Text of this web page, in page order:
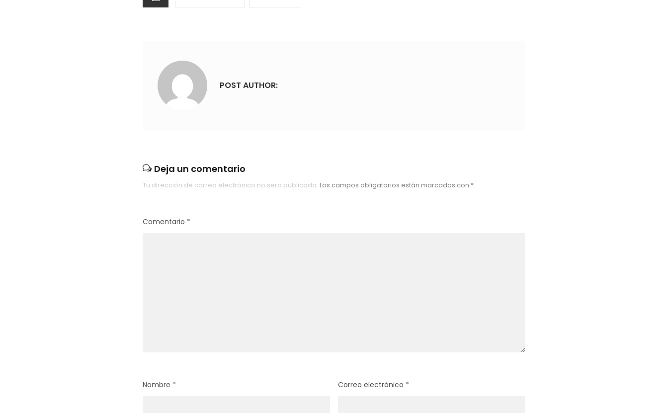
POST AUTHOR:
Deja un comentario
Tu dirección de correo electrónico no será publicada. Los campos obligatorios están marcados con *
Comentario *
Nombre * Correo electrónico *